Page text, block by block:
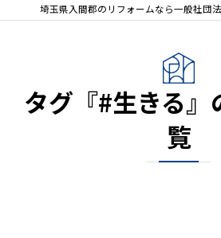
タグ『#生きる』
覧